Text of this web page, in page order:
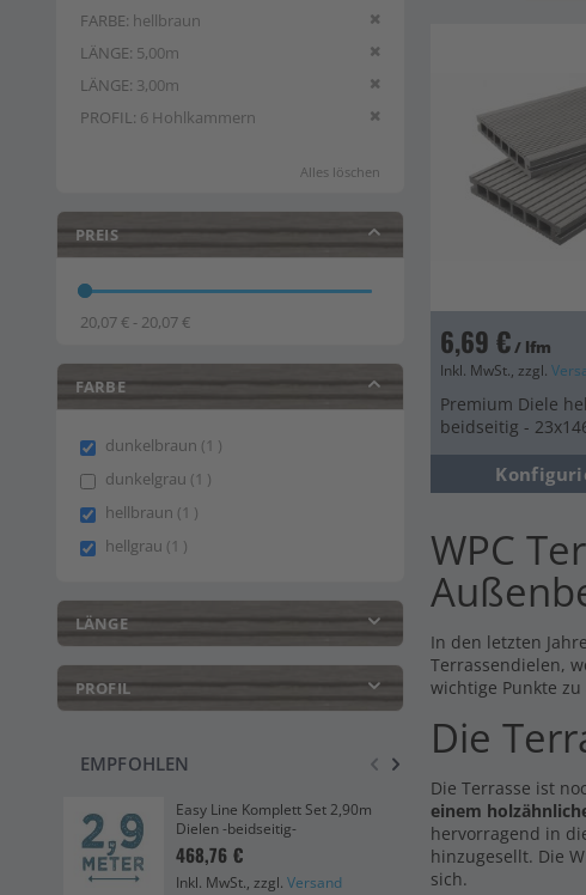
6,69 €/ lfm
Inkl. MwSt., zzgl.
Premium Diele
beidseitig -
WPC
In den letzten
Terrassendielen,
wichtige Punkte
Die
Die Terrasse ist
einem
hervorragend in
hinzugesellt. Die
sich.
FARBE hellbraun
Diesen Artikel entfernen
LÄNGE 5,00m
Diesen Artikel entfernen
LÄNGE 3,00m
Diesen Artikel entfernen
PROFIL 6 Hohlkammern Diesen Artikel entfernen
Alles löschen
PREIS
20,07 € - 20,07 €
FARBE
dunkelbraun 1 item
dunkelgrau 1 item
hellbraun 1 item
hellgrau 1 item
LÄNGE
PROFIL
EMPFOHLEN
Easy Line Komplett Set 2,90m
Dielen -beidseitig-
468,76 €
Inkl. MwSt., zzgl. Versand
Small Line
beidseitig-
4,29 €/